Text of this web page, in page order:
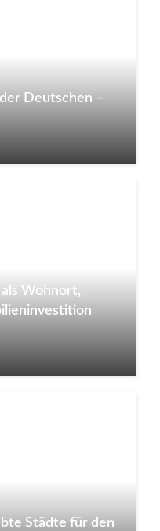
Deutschen –
Wohnort,
Städte für den